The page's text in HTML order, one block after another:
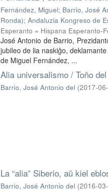
Fernández, Miguel; Barrio, José
Ronda); Andaluzia Kongreso de
Esperanto = Hispana Esperanto-
José Antonio de Barrio,
jubileo de lia naskiĝo,
de Miguel Fernández, ...
Alia universalismo / Toño
Barrio, José Antonio del (2017-
La “alia” Siberio, aŭ kiel
Barrio, José Antonio del (2016-